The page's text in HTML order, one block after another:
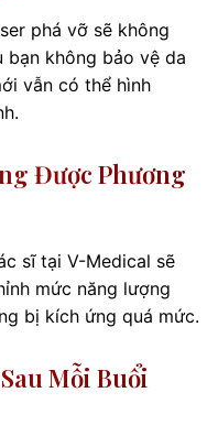
phá vỡ sẽ không
bạn không bảo vệ da
vẫn có thể hình
Được Phương
sĩ tại V-Medical sẽ
mức năng lượng
bị kích ứng quá mức.
Mỗi Buổi